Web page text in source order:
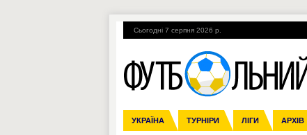
Сьогодні 7 серпня 2026 р.
УКРАЇНА ТУРНІРИ ЛІГИ АРХІВ
Збірна Прем'єр-ліга Перша ліга
Ліга чемпіонів Ліга Європи Міжнародні
ЧС-2014 ЄВРО-2016 Росія Кубок
Гарячі теми УПЛ, 1-й тур ВІЙНА